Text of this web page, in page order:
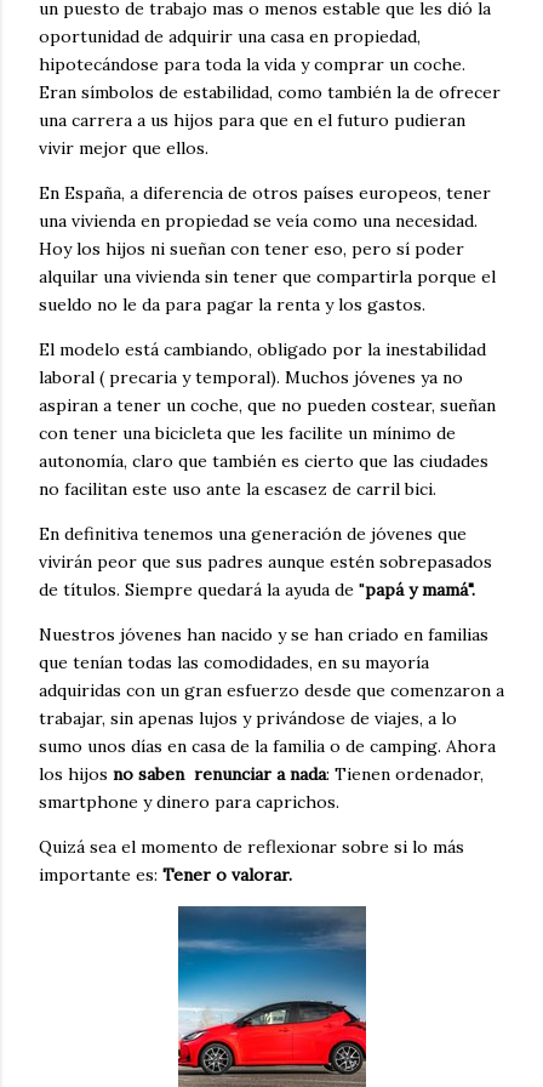
un puesto de trabajo mas o menos estable que les dió la
oportunidad de adquirir una casa en propiedad,
hipotecándose para toda la vida y comprar un coche.
Eran símbolos de estabilidad, como también la de ofrecer
una carrera a us hijos para que en el futuro pudieran
vivir mejor que ellos.
En España, a diferencia de otros países europeos, tener
una vivienda en propiedad se veía como una necesidad.
Hoy los hijos ni sueñan con tener eso, pero sí poder
alquilar una vivienda sin tener que compartirla porque el
sueldo no le da para pagar la renta y los gastos.
El modelo está cambiando, obligado por la inestabilidad
laboral ( precaria y temporal). Muchos jóvenes ya no
aspiran a tener un coche, que no pueden costear, sueñan
con tener una bicicleta que les facilite un mínimo de
autonomía, claro que también es cierto que las ciudades
no facilitan este uso ante la escasez de carril bici.
En definitiva tenemos una generación de jóvenes que
vivirán peor que sus padres aunque estén sobrepasados
de títulos. Siempre quedará la ayuda de "papá y mamá".
Nuestros jóvenes han nacido y se han criado en familias
que tenían todas las comodidades, en su mayoría
adquiridas con un gran esfuerzo desde que comenzaron a
trabajar, sin apenas lujos y privándose de viajes, a lo
sumo unos días en casa de la familia o de camping. Ahora
los hijos no saben renunciar a nada: Tienen ordenador,
smartphone y dinero para caprichos.
Quizá sea el momento de reflexionar sobre si lo más
importante es: Tener o valorar.